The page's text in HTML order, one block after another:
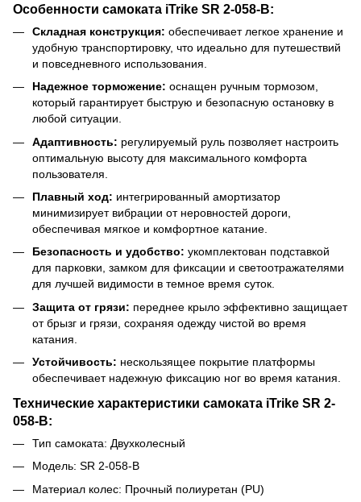
Особенности самоката iTrike SR 2-058-B:
Складная конструкция: обеспечивает легкое хранение и
удобную транспортировку, что идеально для путешествий
и повседневного использования.
Надежное торможение: оснащен ручным тормозом,
который гарантирует быструю и безопасную остановку в
любой ситуации.
Адаптивность: регулируемый руль позволяет настроить
оптимальную высоту для максимального комфорта
пользователя.
Плавный ход: интегрированный амортизатор
минимизирует вибрации от неровностей дороги,
обеспечивая мягкое и комфортное катание.
Безопасность и удобство: укомплектован подставкой
для парковки, замком для фиксации и светоотражателями
для лучшей видимости в темное время суток.
Защита от грязи: переднее крыло эффективно защищает
от брызг и грязи, сохраняя одежду чистой во время
катания.
Устойчивость: нескользящее покрытие платформы
обеспечивает надежную фиксацию ног во время катания.
Технические характеристики самоката iTrike SR 2-
058-B:
Тип самоката: Двухколесный
Модель: SR 2-058-B
Материал колес: Прочный полиуретан (PU)